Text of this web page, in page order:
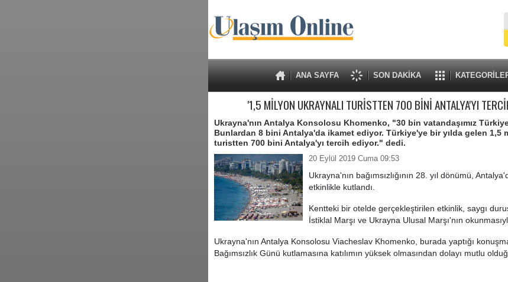
ANA SAYFA SON DAKİKA
'1,5 MİLYON UKRAYNALI TURİSTTEN 700 BİNİ ANTALYA'YI
Ukrayna'nın Antalya Konsolosu Khomenko, "30 bin vatandaşımız
Bunlardan 8 bini Antalya'da ikamet ediyor. Türkiye'ye bir yılda gelen 1,5
turistten 700 bini Antalya'yı tercih ediyor." dedi.
20 Eylül 2019 Cuma 09:53
Ukrayna'nın bağımsızlığının 28. yıl dönümü,
etkinlikle kutlandı.
Kentteki bir otelde gerçekleştirilen etkinlik, saygı
İstiklal Marşı ve Ukrayna Ulusal Marşı'nın
Ukrayna'nın Antalya Konsolosu Viacheslav Khomenko, burada yaptığı
Bağımsızlık Günü kutlamasına katılımın yüksek olmasından dolayı mutlu